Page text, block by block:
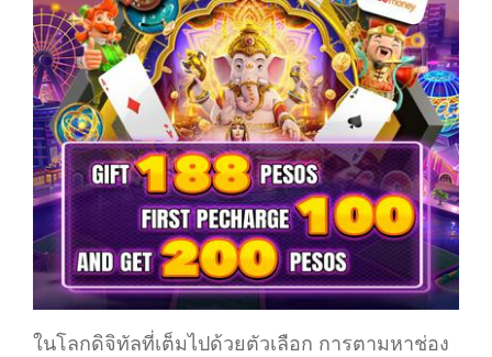
ในโลกดิจิทัลที่เต็มไปด้วยตัวเลือก การตามหาช่อง